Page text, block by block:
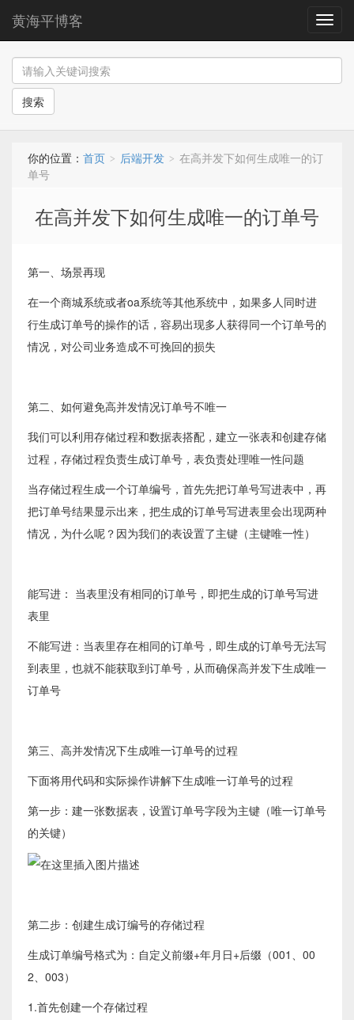
导
航
黄海平博客
搜索
你的位置： 首页 > 后端开发 > 在高并发下如何生成唯一的订
单号
在高并发下如何生成唯一的订单号
第一、场景再现
在一个商城系统或者oa系统等其他系统中，如果多人同时进
行生成订单号的操作的话，容易出现多人获得同一个订单号的
情况，对公司业务造成不可挽回的损失
第二、如何避免高并发情况订单号不唯一
我们可以利用存储过程和数据表搭配，建立一张表和创建存储
过程，存储过程负责生成订单号，表负责处理唯一性问题
当存储过程生成一个订单编号，首先先把订单号写进表中，再
把订单号结果显示出来，把生成的订单号写进表里会出现两种
情况，为什么呢？因为我们的表设置了主键（主键唯一性）
能写进： 当表里没有相同的订单号，即把生成的订单号写进
表里
不能写进：当表里存在相同的订单号，即生成的订单号无法写
到表里，也就不能获取到订单号，从而确保高并发下生成唯一
订单号
第三、高并发情况下生成唯一订单号的过程
下面将用代码和实际操作讲解下生成唯一订单号的过程
第一步：建一张数据表，设置订单号字段为主键（唯一订单号
的关键）
第二步：创建生成订编号的存储过程
生成订单编号格式为：自定义前缀+年月日+后缀（001、00
2、003）
1.首先创建一个存储过程